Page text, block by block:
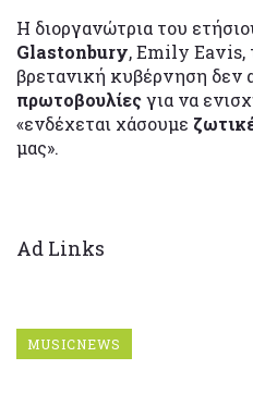
Η διοργανώτρια του
Glastonbury, Emily Eavis,
βρετανική κυβέρνηση δεν
πρωτοβουλίεςγια να
«ενδέχεται χάσουμε
μας».
Ad Links
MUSICNEWS